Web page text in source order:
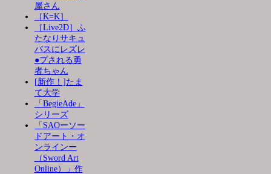
屋さん
［K=K］
［Live2D］ふ
たなりサキュ
バスにレズレ
●プされる勇
者ちゃん
[新作！]たま
て大学
「BegieAde」
シリーズ
「SAOーソー
ドアート・オ
ンラインー
（Sword Art
Online）」作